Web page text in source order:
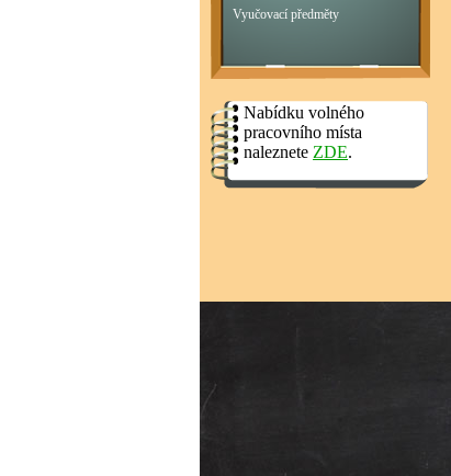
Vyučovací předměty
Nabídku volného
pracovního místa
naleznete ZDE.